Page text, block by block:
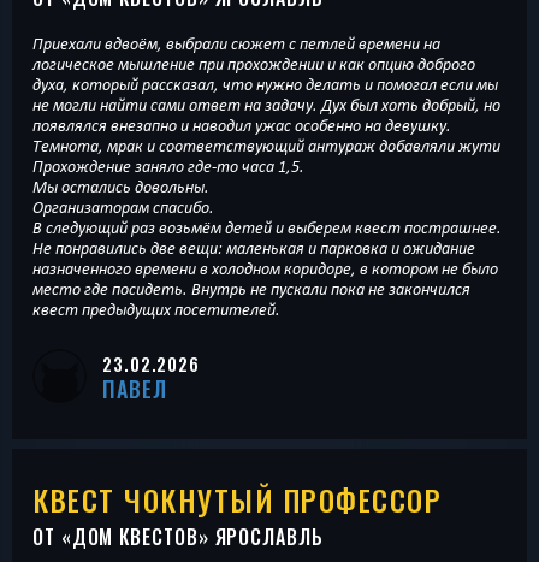
Приехали вдвоём, выбрали сюжет с петлей времени на
логическое мышление при прохождении и как опцию доброго
духа, который рассказал, что нужно делать и помогал если мы
не могли найти сами ответ на задачу. Дух был хоть добрый, но
появлялся внезапно и наводил ужас особенно на девушку.
Темнота, мрак и соответствующий антураж добавляли жути
Прохождение заняло где-то часа 1,5.
Мы остались довольны.
Организаторам спасибо.
В следующий раз возьмём детей и выберем квест пострашнее.
Не понравились две вещи: маленькая и парковка и ожидание
назначенного времени в холодном коридоре, в котором не было
место где посидеть. Внутрь не пускали пока не закончился
квест предыдущих посетителей.
23.02.2026
ПАВЕЛ
КВЕСТ ЧОКНУТЫЙ ПРОФЕССОР
ОТ «ДОМ КВЕСТОВ» ЯРОСЛАВЛЬ